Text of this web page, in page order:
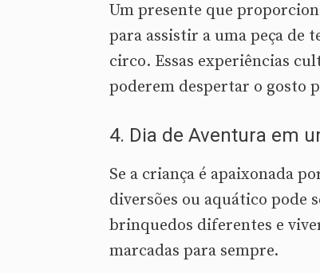
Um presente que
para assistir a uma peça de
circo. Essas experiências
poderem despertar o gosto
4. Dia de Aventura em
Se a criança é apaixonada
diversões ou aquático pode
brinquedos diferentes e
marcadas para sempre.